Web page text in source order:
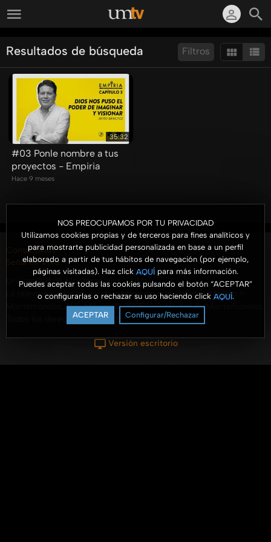
NOS PREOCUPAMOS POR TU PRIVACIDAD
Utilizamos cookies propias y de terceros para fines analíticos y
para mostrarte publicidad personalizada en base a un perfil
elaborado a partir de tus hábitos de navegación (por ejemplo,
páginas visitadas). Haz click AQUÍ para más información.
Puedes aceptar todas las cookies pulsando el botón “ACEPTAR”
o configurarlas o rechazar su uso haciendo click AQUÍ.
ACEPTAR Configurar/Rechazar
Filtros
Resultados de búsqueda
Ordenar por:
35:32
#03 Ponle nombre a tus
proyectos - Empiria
Hace 9 meses
Contáctanos
Señal en Vivo
Universidad de Montemorelos - UMtv
La televisión educativa y de inspiración que conecta contigo.✨
Montemorelos, N.L., México © 2025 Universidad de Montemorelos.
Todos los derechos reservados.
Versión escritorio